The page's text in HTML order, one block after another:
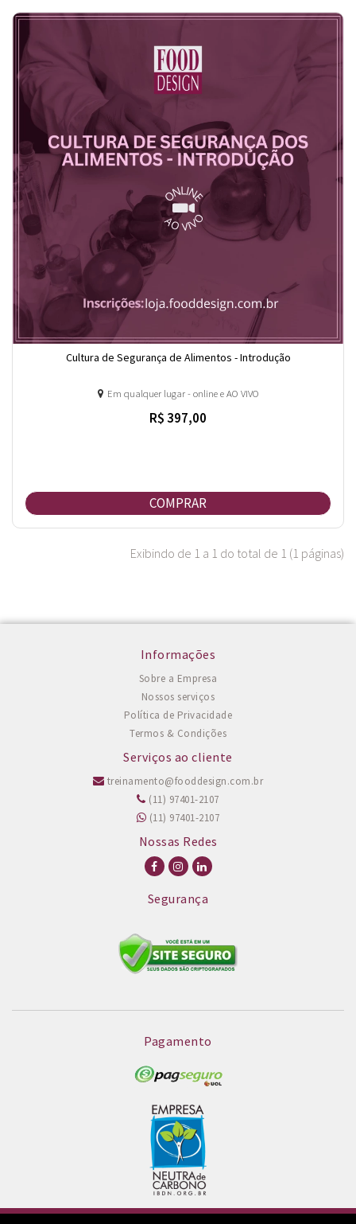
Cultura de Segurança de Alimentos - Introdução
Em qualquer lugar - online e AO VIVO
R$ 397,00
COMPRAR
Exibindo de 1 a 1 do total de 1 (1 páginas)
Informações
Sobre a Empresa
Nossos serviços
Política de Privacidade
Termos & Condições
Serviços ao cliente
treinamento@fooddesign.com.br
(11) 97401-2107
(11) 97401-2107
Nossas Redes
Segurança
Pagamento